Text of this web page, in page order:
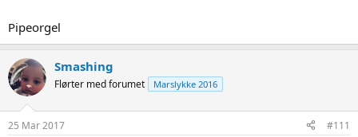
Pipeorgel
Smashing
Flørter med forumet Marslykke 2016
25 Mar 2017 #111